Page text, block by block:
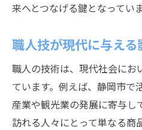
来へとつなげる鍵となっていま
職人技が現代に与える
職人の技術は、現代社会にお
ています。例えば、静岡市で
産業や観光業の発展に寄与し
訪れる人々にとって単なる商